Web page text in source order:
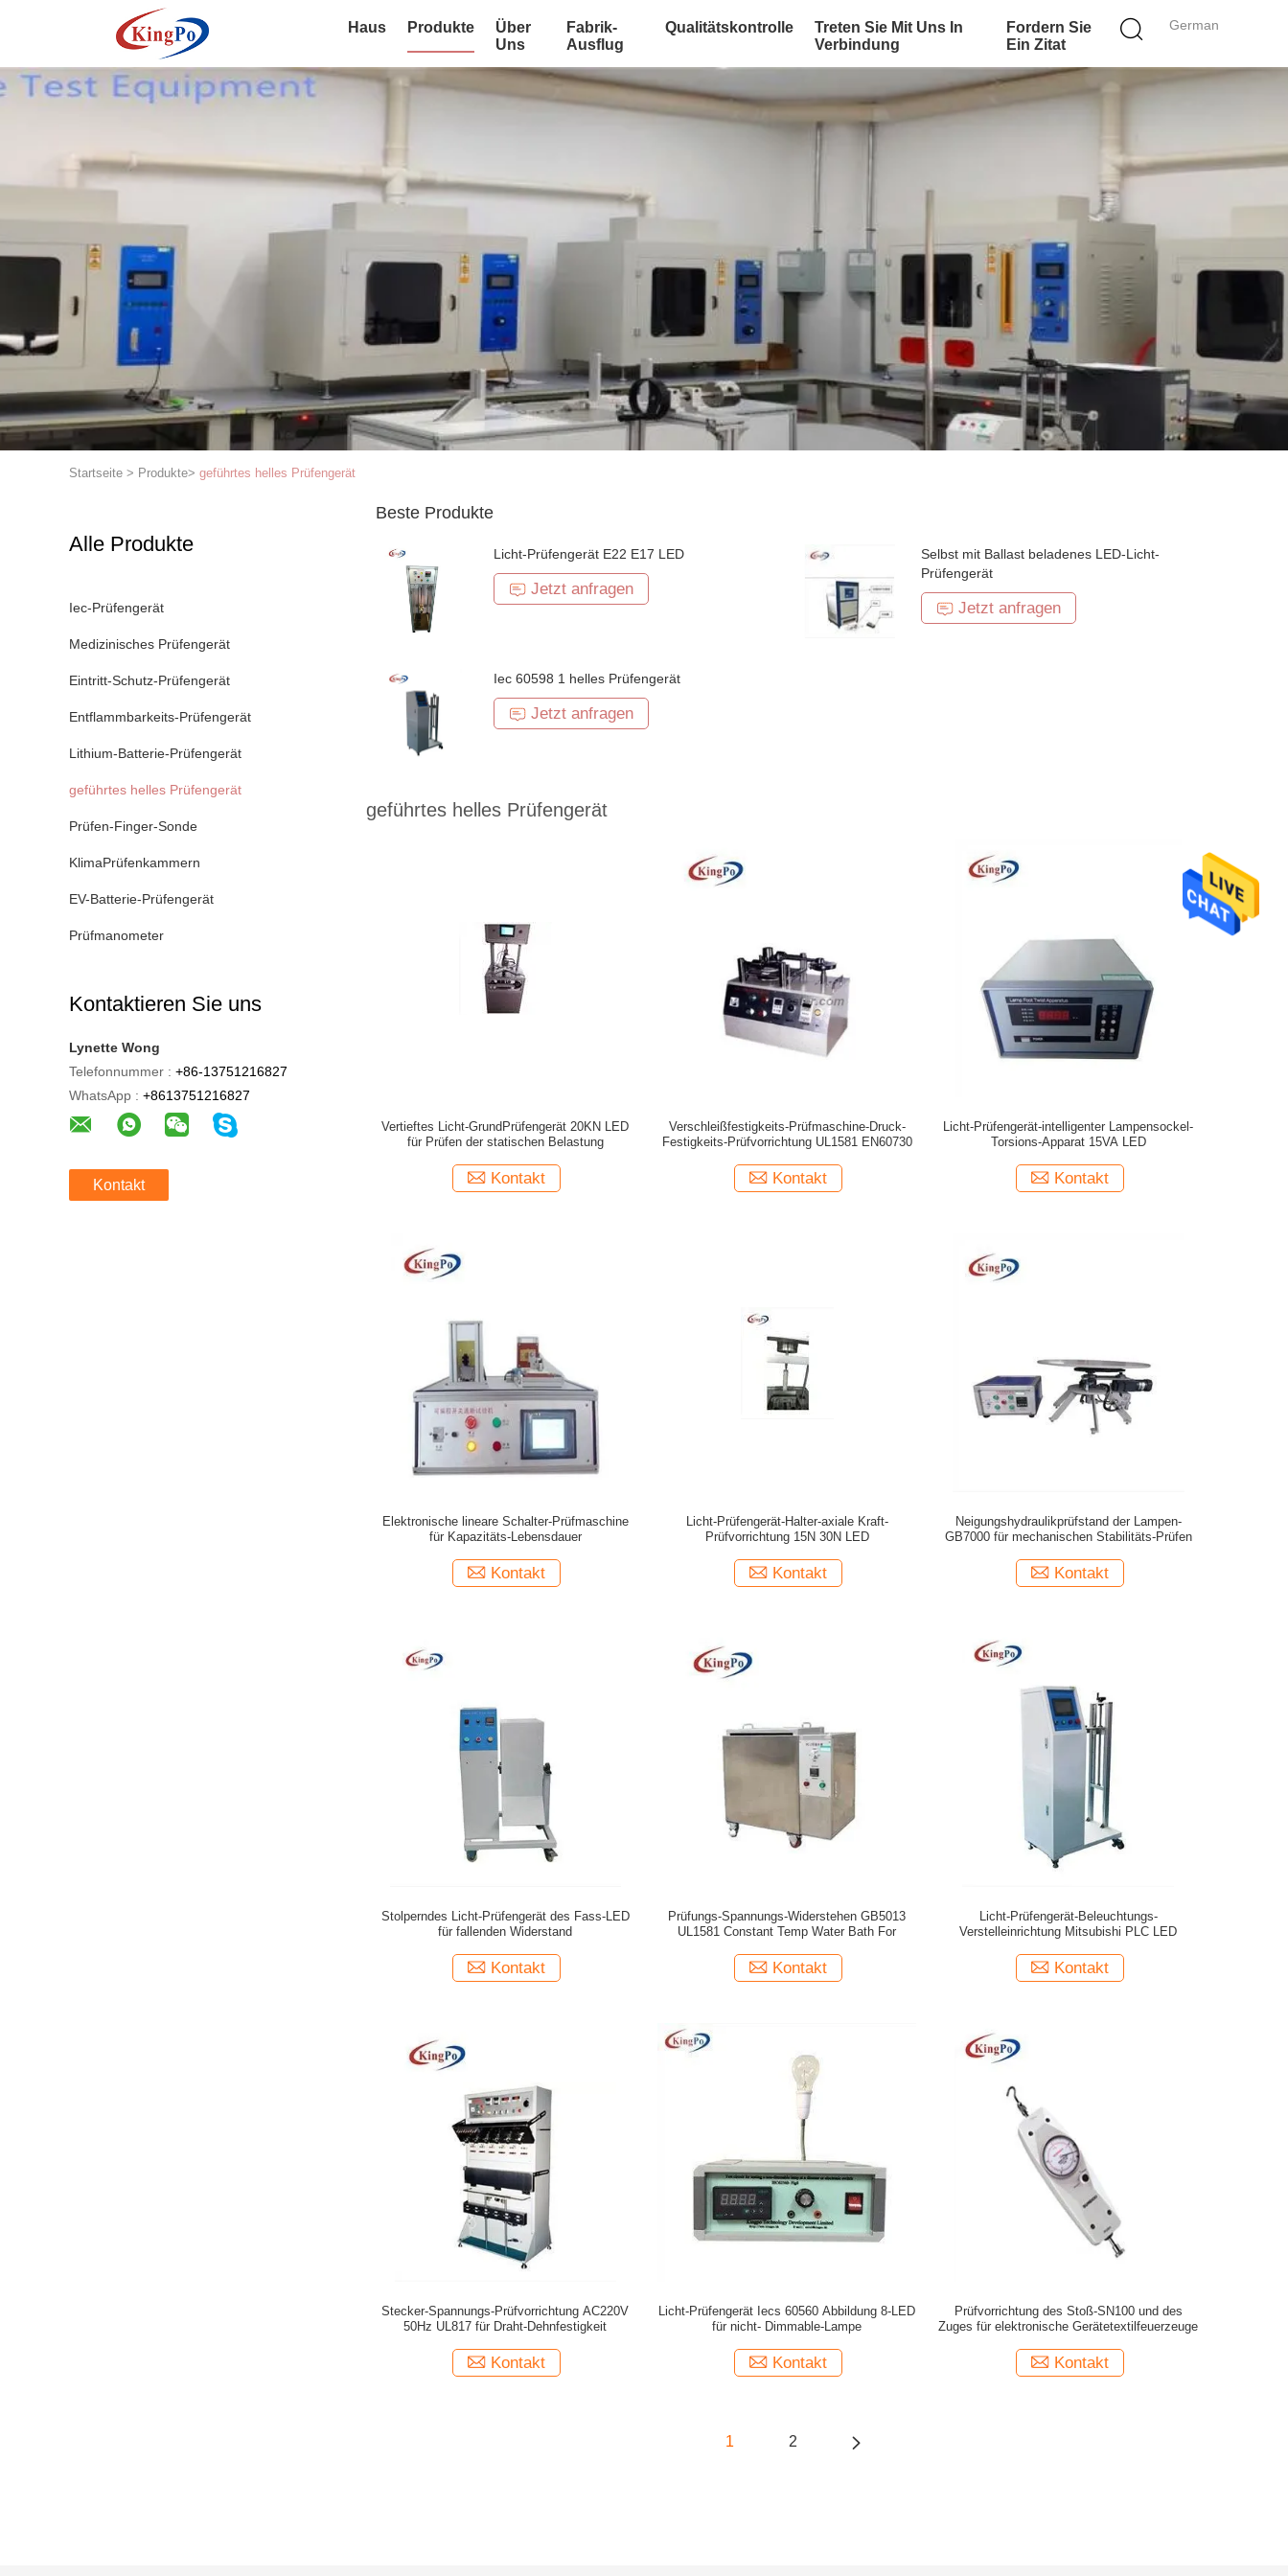
German
Haus Produkte
Über
Uns
Fabrik-
Ausflug
Qualitätskontrolle
Treten Sie Mit Uns In
Verbindung
Fordern Sie
Ein Zitat
Startseite > Produkte> geführtes helles Prüfengerät
Alle Produkte
Iec-Prüfengerät
Medizinisches Prüfengerät
Eintritt-Schutz-Prüfengerät
Entflammbarkeits-Prüfengerät
Lithium-Batterie-Prüfengerät
geführtes helles Prüfengerät
Prüfen-Finger-Sonde
KlimaPrüfenkammern
EV-Batterie-Prüfengerät
Prüfmanometer
Kontaktieren Sie uns
Lynette Wong
Telefonnummer : +86-13751216827
WhatsApp : +8613751216827
Kontakt
Beste Produkte
Licht-Prüfengerät E22 E17 LED
Jetzt anfragen
Selbst mit Ballast beladenes LED-Licht-
Prüfengerät
Jetzt anfragen
Iec 60598 1 helles Prüfengerät
Jetzt anfragen
geführtes helles Prüfengerät
Vertieftes Licht-GrundPrüfengerät 20KN LED
für Prüfen der statischen Belastung
Kontakt
Verschleißfestigkeits-Prüfmaschine-Druck-
Festigkeits-Prüfvorrichtung UL1581 EN60730
Kontakt
Licht-Prüfengerät-intelligenter Lampensockel-
Torsions-Apparat 15VA LED
Kontakt
Elektronische lineare Schalter-Prüfmaschine
für Kapazitäts-Lebensdauer
Kontakt
Licht-Prüfengerät-Halter-axiale Kraft-
Prüfvorrichtung 15N 30N LED
Kontakt
Neigungshydraulikprüfstand der Lampen-
GB7000 für mechanischen Stabilitäts-Prüfen
Kontakt
Stolperndes Licht-Prüfengerät des Fass-LED
für fallenden Widerstand
Kontakt
Prüfungs-Spannungs-Widerstehen GB5013
UL1581 Constant Temp Water Bath For
Kontakt
Licht-Prüfengerät-Beleuchtungs-
Verstelleinrichtung Mitsubishi PLC LED
Kontakt
Stecker-Spannungs-Prüfvorrichtung AC220V
50Hz UL817 für Draht-Dehnfestigkeit
Kontakt
Licht-Prüfengerät Iecs 60560 Abbildung 8-LED
für nicht- Dimmable-Lampe
Kontakt
Prüfvorrichtung des Stoß-SN100 und des
Zuges für elektronische Gerätetextilfeuerzeuge
Kontakt
1 2